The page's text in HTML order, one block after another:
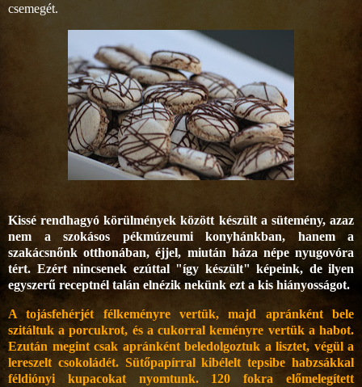
csemegét.
Kissé rendhagyó körülmények között készült a sütemény, azaz
nem a szokásos pékmúzeumi konyhánkban, hanem a
szakácsnőnk otthonában, éjjel, miután háza népe nyugovóra
tért. Ezért nincsenek ezúttal "így készült" képeink, de ilyen
egyszerű receptnél talán elnézik nekünk ezt a kis hiányosságot.
A tojásfehérjét félkeményre vertük, majd apránként bele
szitáltuk a porcukrot, és a cukorral keményre vertük a habot.
Ezután megint csak apránként beledolgoztuk a lisztet, végül a
lereszelt csokoládét. Sütőpapírral kibélelt tepsibe habzsákkal
féldiónyi kupacokat nyomtunk. 120 fokra előmelegített